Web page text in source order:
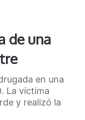
de una
en una
La víctima
y realizó la